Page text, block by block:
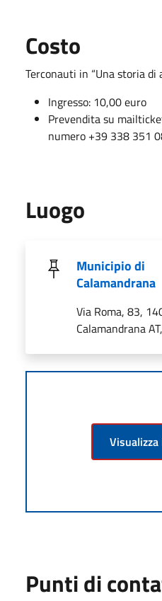
Costo
Terconauti in “Una storia di
Ingresso: 10,00 euro
Prevendita su
numero +39 338 351
Luogo
Municipio di
Calamandrana
Via Roma, 83,
Calamandrana
Punti di